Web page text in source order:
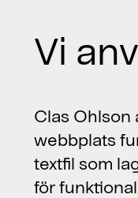
Clas
Kundservice:
Vi
Clas Ohlson
webbplats
textfil som
för